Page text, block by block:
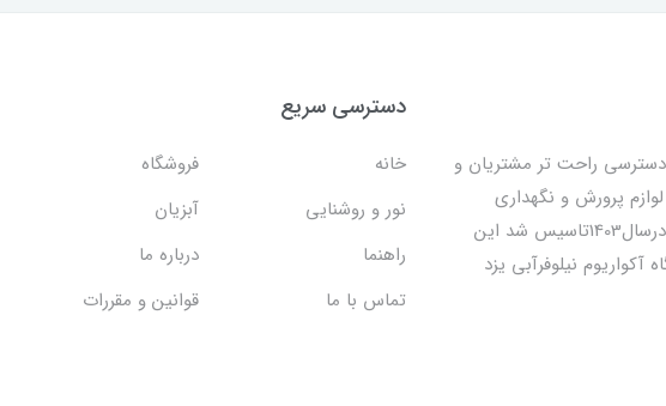
راحت تر مشتریان و
پرورش و نگهداری
آبزیان به تمام نقاط کشور درسال1403تاسیس شد این
آکواریوم نیلوفرآبی یزد
دسترسی سریع
خانه
فروشگاه
نور و روشنایی
آبزیان
راهنما
درباره ما
تماس با ما
قوانین و مقررات